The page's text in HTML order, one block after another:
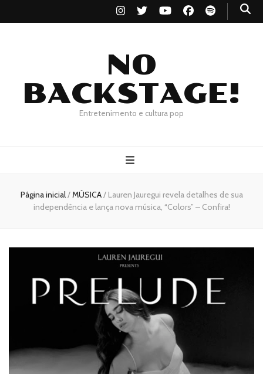
NO
BACKSTAGE!
Entretenimento e cultura pop
Página inicial/MÚSICA/ Lauren Jauregui revela detalhes de sua
independência e lança nova música, “Colors” – Confira!